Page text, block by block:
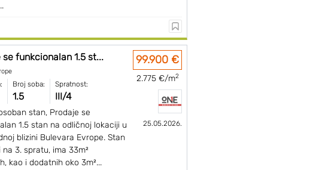
se funkcionalan 1.5 st...
Broj soba:
1.5
Spratnost:
III/4
stan, Prodaje se
1.5 stan na odličnoj lokaciji u
blizini Bulevara Evrope. Stan
na 3. spratu, ima 33m²
kao i dodatnih oko 3m²...
99.900 €
2.775 €/m2
25.05.2026.